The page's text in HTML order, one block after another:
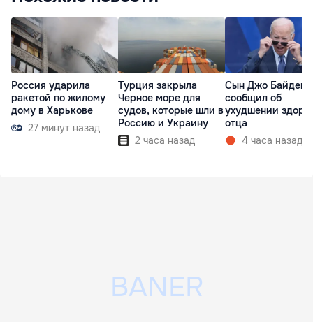
Россия ударила
ракетой по жилому
дому в Харькове
27 минут назад
Турция закрыла
Черное море для
судов, которые шли в
Россию и Украину
2 часа назад
Сын Джо Байдена
сообщил об
ухудшении
отца
4 часа назад